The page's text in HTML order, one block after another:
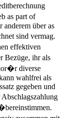
as part of
anderem über as
sind vermag.
effektiven
Bezüge, ihr als
diverse
wahlfrei als
gegeben und